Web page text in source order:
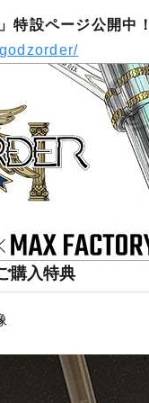
特設ページ公開中
購入特典